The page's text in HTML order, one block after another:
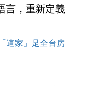
言，重新定義
這家」是全台房